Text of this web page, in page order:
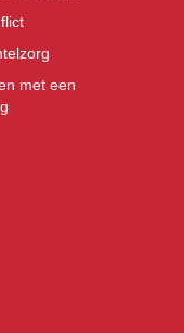
met een